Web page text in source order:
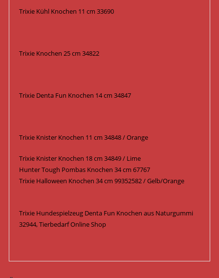
Trixie Kühl Knochen 11 cm 33690
Trixie Knochen 25 cm 34822
Trixie Denta Fun Knochen 14 cm 34847
Trixie Knister Knochen 11 cm 34848 / Orange
Trixie Knister Knochen 18 cm 34849 / Lime
Hunter Tough Pombas Knochen 34 cm 67767
Trixie Halloween Knochen 34 cm 99352582 / Gelb/Orange
Trixie Hundespielzeug Denta Fun Knochen aus Naturgummi
32944, Tierbedarf Online Shop